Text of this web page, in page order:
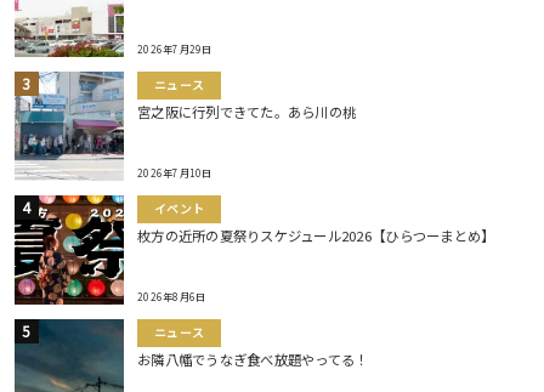
2026年7月29日
ニュース
宮之阪に行列できてた。あら川の桃
2026年7月10日
イベント
枚方の近所の夏祭りスケジュール2026【ひらつーまとめ】
2026年8月6日
ニュース
お隣八幡でうなぎ食べ放題やってる！